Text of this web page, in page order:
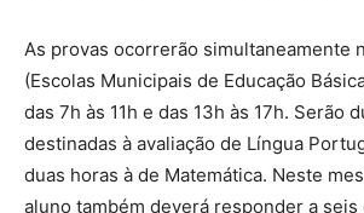
As provas ocorrerão simultaneamente
(Escolas Municipais de Educação
das 7h às 11h e das 13h às 17h. Serão
destinadas à avaliação de Língua
duas horas à de Matemática. Neste
aluno também deverá responder a seis